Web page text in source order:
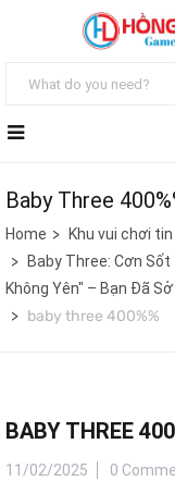
Baby Three
Home
Khu vui chơi
Baby Three: Cơn
Không Yên" – Bạn Đã
baby three 400%%
BABY THREE
11/02/2025 0